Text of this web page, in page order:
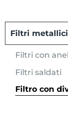
Filtri
Filtri con
Filtri saldati
Filtro con